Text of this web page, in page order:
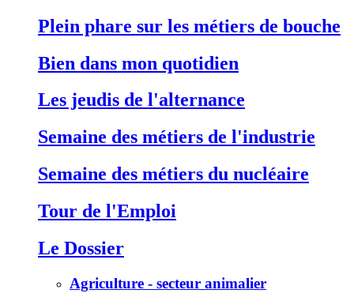
Plein phare sur les métiers de bouche
Bien dans mon quotidien
Les jeudis de l'alternance
Semaine des métiers de l'industrie
Semaine des métiers du nucléaire
Tour de l'Emploi
Le Dossier
Agriculture - secteur animalier